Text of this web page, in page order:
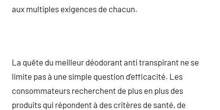
aux multiples exigences de chacun.
La quête du meilleur déodorant anti transpirant ne se
limite pas à une simple question d’efficacité. Les
consommateurs recherchent de plus en plus des
produits qui répondent à des critères de santé, de